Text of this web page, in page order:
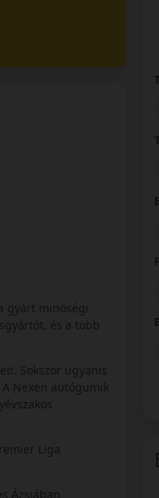
gyárt minőségi
és a több
Sokszor ugyanis
Nexen autógumik
Liga
Ázsiában